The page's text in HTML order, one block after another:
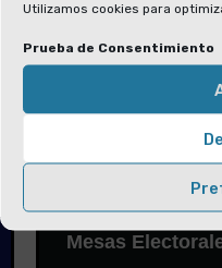
Utilizamos cookies para
Prueba de Consentimiento
Te
Solicitud de
Mesas